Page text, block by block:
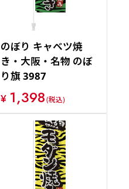
のぼり キャベツ焼
き・大阪・名物 のぼ
り旗 3987
¥ 1,398(税込)